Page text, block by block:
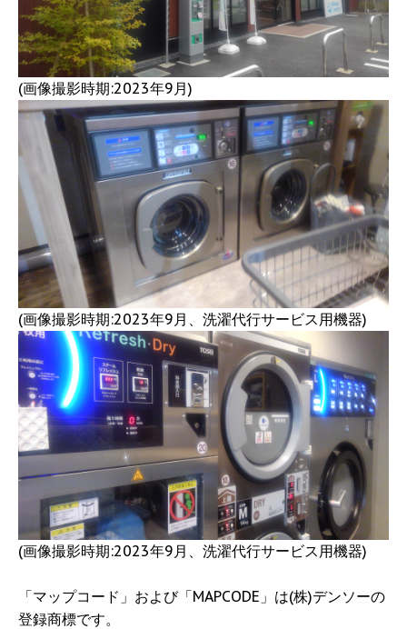
(画像撮影時期:2023年9月)
(画像撮影時期:2023年9月、洗濯代行サービス用機器)
(画像撮影時期:2023年9月、洗濯代行サービス用機器)
「マップコード」および「MAPCODE」は(株)デンソーの
登録商標です。